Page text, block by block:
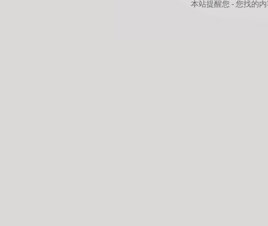
本站提醒您 - 您找的